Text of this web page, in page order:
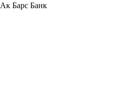
Ак Барс Банк